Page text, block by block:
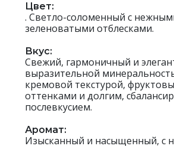
Цвет:
. Cветло-соломенный с
зеленоватыми отблесками.
Вкус:
Свежий, гармоничный и
выразительной
кремовой текстурой,
оттенками и долгим,
послевкусием.
Аромат:
Изысканный и насыщенный, с